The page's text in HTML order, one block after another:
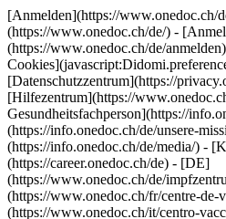
[Anmelden](https://www.onedoc.ch/
(https://www.onedoc.ch/de/) -
(https://www.onedoc.ch/de/
[Datenschutzzentrum](https://
[Hilfezentrum](https://
Gesundheitsfachperson](https://
(https://info.onedoc.ch/de/unsere-
(https://info.onedoc.ch/de/media/) -
(https://career.onedoc.ch/de) - [DE]
(https://www.onedoc.ch/de/
(https://www.onedoc.ch/fr/centre-
(https://www.onedoc.ch/it/centro-